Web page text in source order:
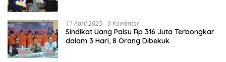
11 April 2025 0 Komentar
Sindikat Uang Palsu Rp 316 Juta Terbongkar
dalam 3 Hari, 8 Orang Dibekuk